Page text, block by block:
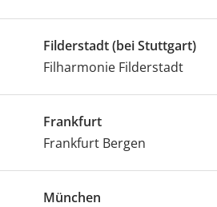
Filderstadt (bei Stuttgart)
Filharmonie Filderstadt
Frankfurt
Frankfurt Bergen
München